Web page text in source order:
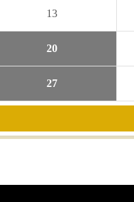
13
20
27